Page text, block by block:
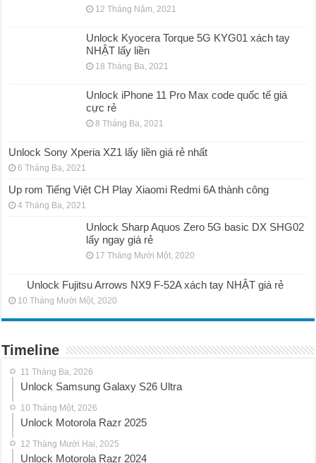
12 Tháng Năm, 2021
Unlock Kyocera Torque 5G KYG01 xách tay
NHẬT lấy liền
18 Tháng Ba, 2021
Unlock iPhone 11 Pro Max code quốc tế giá
cực rẻ
8 Tháng Ba, 2021
Unlock Sony Xperia XZ1 lấy liền giá rẻ nhất
6 Tháng Ba, 2021
Up rom Tiếng Việt CH Play Xiaomi Redmi 6A thành công
4 Tháng Ba, 2021
Unlock Sharp Aquos Zero 5G basic DX SHG02
lấy ngay giá rẻ
17 Tháng Mười Một, 2020
Unlock Fujitsu Arrows NX9 F-52A xách tay NHẬT giá rẻ
10 Tháng Mười Một, 2020
Timeline
11 Tháng Ba, 2026
Unlock Samsung Galaxy S26 Ultra
10 Tháng Một, 2026
Unlock Motorola Razr 2025
12 Tháng Mười Hai, 2025
Unlock Motorola Razr 2024